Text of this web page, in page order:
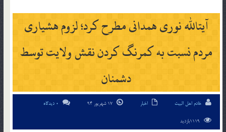
آیت­الله نوری همدانی مطرح کرد؛ لزوم هشیاری
مردم نسبت به کمرنگ کردن نقش ولایت توسط
دشمنان
خادم اهل البیت اخبار 0 دیدگاه